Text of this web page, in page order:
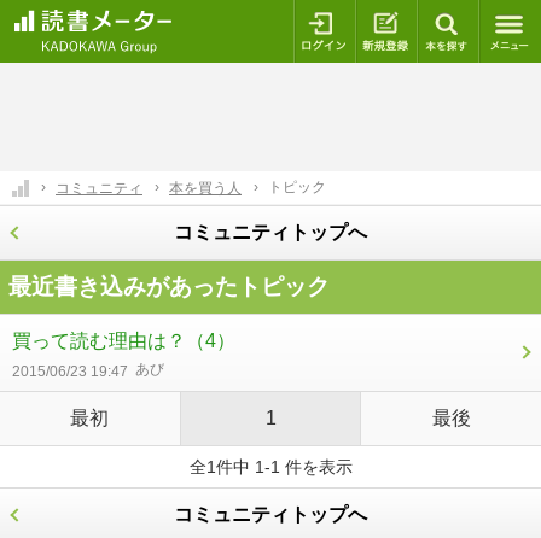
ログイン 新規登録
コミュニティ 本を買う人 トピック
コミュニティトップへ
最近書き込みがあったトピック
買って読む理由は？ （4）
2015/06/23 19:47 あび
最初 1 最後
全1件中 1-1 件を表示
コミュニティトップへ